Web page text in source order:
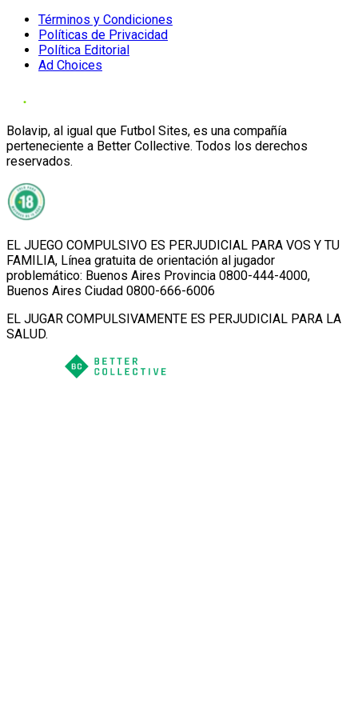
Términos y Condiciones
Políticas de Privacidad
Política Editorial
Ad Choices
Bolavip, al igual que Futbol Sites, es una compañía
perteneciente a Better Collective. Todos los derechos
reservados.
EL JUEGO COMPULSIVO ES PERJUDICIAL PARA VOS Y TU
FAMILIA, Línea gratuita de orientación al jugador
problemático: Buenos Aires Provincia 0800-444-4000,
Buenos Aires Ciudad 0800-666-6006
EL JUGAR COMPULSIVAMENTE ES PERJUDICIAL PARA LA
SALUD.